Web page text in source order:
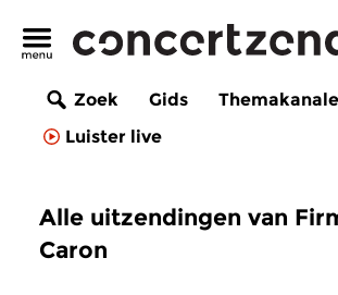
Zoek Gids
Luister live
Alle uitzendingen van
Caron